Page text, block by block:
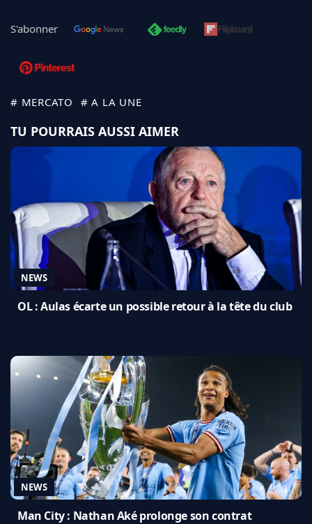
S'abonner
# MERCATO # A LA UNE
TU POURRAIS AUSSI AIMER
NEWS
OL : Aulas écarte un possible retour à la tête du club
NEWS
Man City : Nathan Aké prolonge son contrat